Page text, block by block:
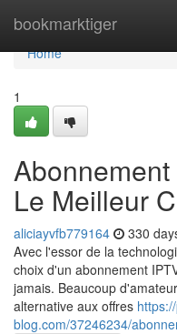
bookmarktiger
Home
Home
1
Le Meilleur
aliciayvfb779164 330
Avec l'essor de la
choix d'un abonnement
jamais. Beaucoup
alternative aux offres
blog.com/37246234/